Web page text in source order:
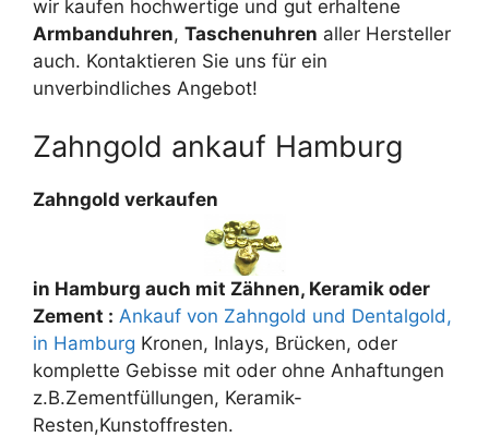
wir kaufen hochwertige und gut erhaltene
Armbanduhren, Taschenuhren aller Hersteller
auch. Kontaktieren Sie uns für ein
unverbindliches Angebot!
Zahngold ankauf Hamburg
Zahngold verkaufen
in Hamburg auch mit Zähnen, Keramik oder
Zement : Ankauf von Zahngold und Dentalgold,
in Hamburg Kronen, Inlays, Brücken, oder
komplette Gebisse mit oder ohne Anhaftungen
z.B.Zementfüllungen, Keramik-
Resten,Kunstoffresten.